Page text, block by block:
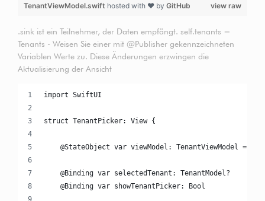
view raw
TenantViewModel.swift hosted with ❤ by GitHub
.sink ist ein Teilnehmer, der Daten empfängt. self.tenants =
Tenants - Weisen Sie einer mit @Publisher gekennzeichneten
Variablen Werte zu. Diese Änderungen erzwingen die
Aktualisierung der Ansicht
import SwiftUI
struct TenantPicker: View {
@StateObject var viewModel: TenantViewModel =
    @Binding var selectedTenant: TenantModel?
    @Binding var showTenantPicker: Bool